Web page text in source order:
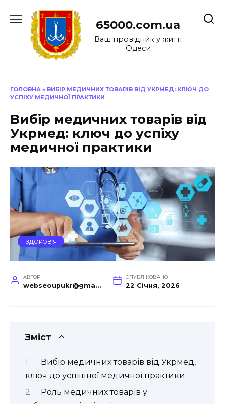
до
65000.com.ua
Ваш провідник у житті
Одеси
ГОЛОВНА » ВИБІР МЕДИЧНИХ ТОВАРІВ ВІД УКРМЕД: КЛЮЧ ДО
УСПІХУ МЕДИЧНОЇ ПРАКТИКИ
Вибір медичних товарів від
Укрмед: ключ до успіху
медичної практики
ЗДОРОВ’Я
АВТОР
webseoupukr@gmail.com
ОПУБЛІКОВАНО
22 Січня, 2026
Зміст
Вибір медичних товарів від Укрмед,
ключ до успішної медичної практики
Роль медичних товарів у